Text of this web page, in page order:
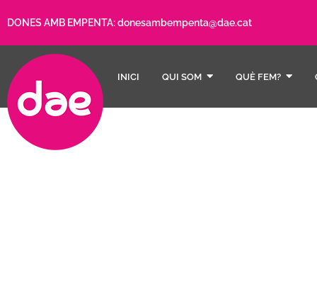
DONES AMB EMPENTA:donesambempenta@dae.cat
INICI QUI SOM QUÈ FEM?